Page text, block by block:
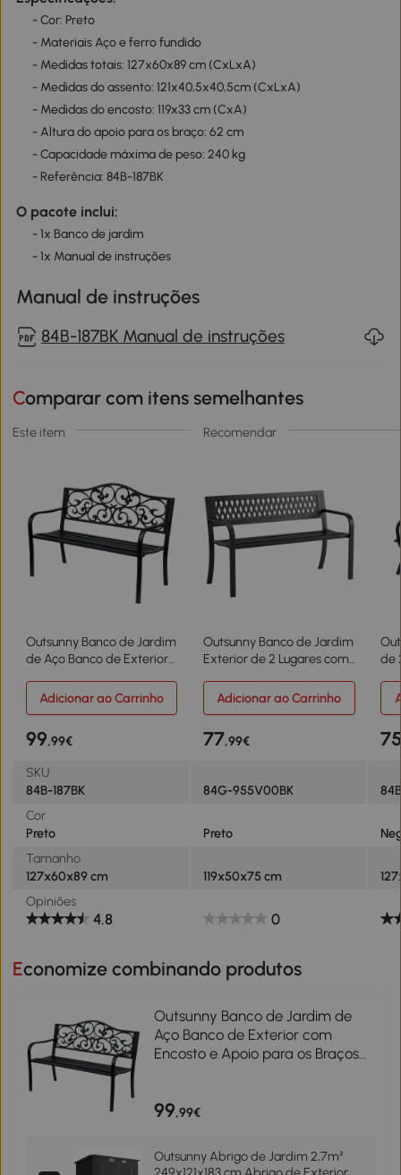
- Cor: Preto
- Materiais Aço e ferro fundido
- Medidas totais: 127x60x89 cm (CxLxA)
- Medidas do assento: 121x40,5x40,5cm (CxLxA)
- Medidas do encosto: 119x33 cm (CxA)
- Altura do apoio para os braço: 62 cm
- Capacidade máxima de peso: 240 kg
- Referência: 84B-187BK
O pacote inclui:
- 1x Banco de jardim
- 1x Manual de instruções
Manual de instruções
84B-187BK Manual de instruções
Comparar com itens semelhantes
Este item Recomendar
Outsunny Banco de Jardim
de Aço Banco de Exterior
os Braços para Pátio
Varanda 127x60x89 cm
Outsunny Banco de Jardim
Exterior de 2 Lugares com
Braço e Estrutura de Aço
119x50x75 cm Preto
de
Adicionar ao Carrinho Adicionar ao Carrinho
99,99€ 77,99€
SKU
84B-187BK
84G-955V00BK
Cor
Preto
Preto
Tamanho
127x60x89 cm
119x50x75 cm
Opiniões
4.8 0
Economize combinando produtos
Outsunny Banco de Jardim de
Aço Banco de Exterior com
Encosto e Apoio para os Braços
99,99€
Outsunny Abrigo de Jardim 2,7m²